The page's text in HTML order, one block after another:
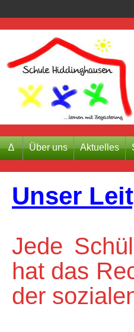
∆ Über uns Aktuelles
Unser
Jede
hat das
der